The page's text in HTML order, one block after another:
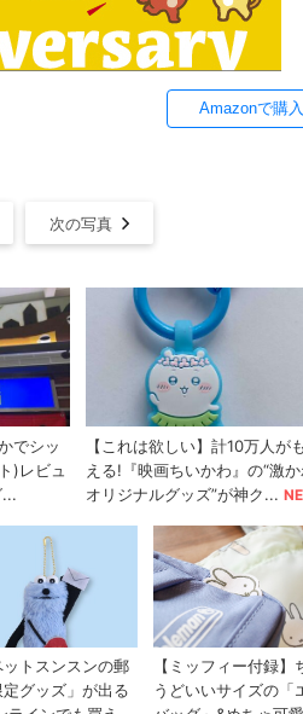
Amazonで購入
次の写真